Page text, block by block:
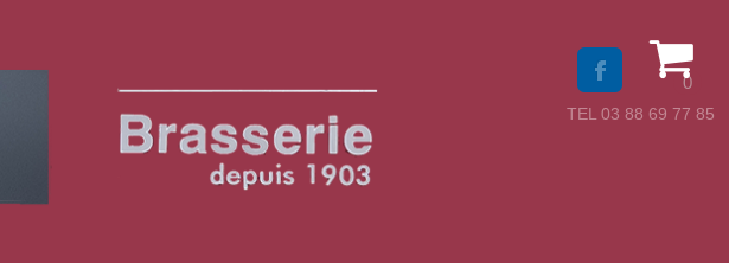
0
TEL 03 88 69 77 85